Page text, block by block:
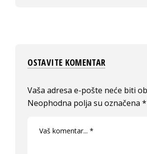
OSTAVITE KOMENTAR
Vaša adresa e-pošte neće biti
Neophodna polja su označena*